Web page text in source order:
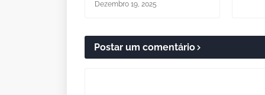
Dezembro 19, 2025
Postar um comentário